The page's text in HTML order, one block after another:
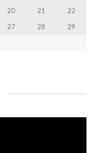
20 21
22
27 28
29